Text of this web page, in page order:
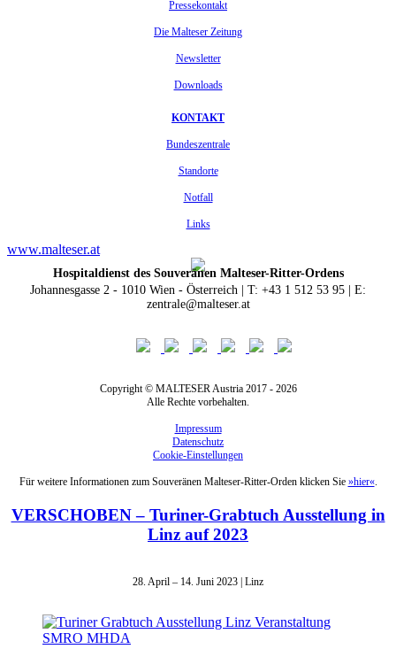
Pressekontakt
Die Malteser Zeitung
Newsletter
Downloads
KONTAKT
Bundeszentrale
Standorte
Notfall
Links
www.malteser.at
Hospitaldienst des Souveränen Malteser-Ritter-Ordens
Johannesgasse 2 - 1010 Wien - Österreich | T: +43 1 512 53 95 | E:
zentrale@malteser.at
Copyright © MALTESER Austria 2017 - 2026
Alle Rechte vorbehalten.
Impressum
Datenschutz
Cookie-Einstellungen
Für weitere Informationen zum Souveränen Malteser-Ritter-Orden klicken Sie »hier«.
VERSCHOBEN – Turiner-Grabtuch Ausstellung in
Linz auf 2023
28. April – 14. Juni 2023 | Linz